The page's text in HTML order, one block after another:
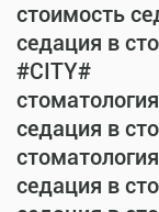
стоимость
седация в
#CITY#
седация в
седация в